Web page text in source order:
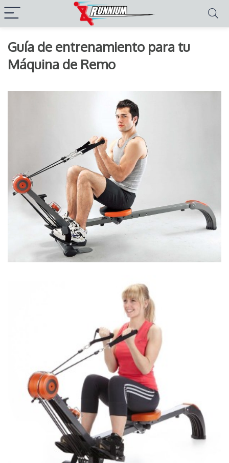
Guía de entrenamiento para tu
Máquina de Remo